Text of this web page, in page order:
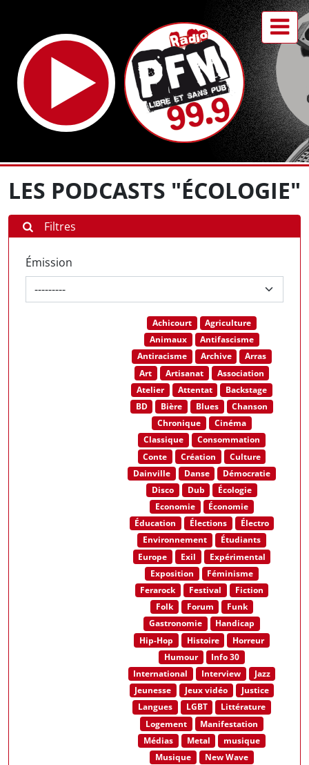
LES PODCASTS "ÉCOLOGIE"
Filtres
Émission
Achicourt
Agriculture
Animaux
Antifascisme
Antiracisme
Archive
Arras
Art
Artisanat
Association
Atelier
Attentat
Backstage
BD
Bière Blues
Chanson
Chronique
Cinéma
Classique
Consommation
Conte
Création
Culture
Dainville
Danse
Démocratie
Disco
Dub
Écologie
Economie
Économie
Éducation
Élections
Électro
Environnement
Étudiants
Europe
Exil
Expérimental
Exposition
Féminisme
Ferarock
Festival
Fiction
Folk
Forum
Funk
Gastronomie
Handicap
Hip-Hop
Histoire
Horreur
Humour
Info 30
International
Interview
Jazz
Jeunesse
Jeux vidéo
Justice
Langues
LGBT
Littérature
Logement
Manifestation
Médias
Metal
musique
Musique
New Wave